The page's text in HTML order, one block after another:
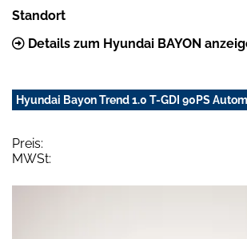
Standort
Details zum Hyundai BAYON
Hyundai Bayon Trend 1.0 T-GDI 90PS
Preis:
MWSt: